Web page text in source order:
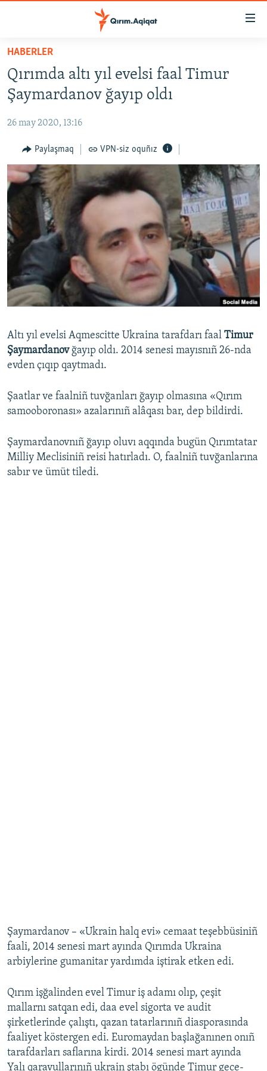
Esas
qaytmaq
Baş
navigatsiyağa
qaytmaq
qaytmaq
HABERLER
SİYASET
İQTİSADİYAT
CEMİYET
MEDENİYET
İNSAN AQLARI
VİDEO
SÜRET
BLOGLAR
FİKİR
Русский
Українською
QOŞULIÑIZ!
RFE/RS bütün saytları
HABERLER
Qırımda altı yıl evelsi faal Timur
Şaymardanov ğayıp oldı
26 may 2020, 13:16
Paylaşmaq VPN-siz oquñız
Altı yıl evelsi Aqmescitte Ukraina tarafdarı faal Timur
Şaymardanovğayıp oldı. 2014 senesi mayısnıñ 26-nda
evden çıqıp qaytmadı.
Şaatlar ve faalniñ tuvğanları ğayıp olmasına «Qırım
samooboronası» azalarınıñ alâqası bar, dep bildirdi.
Şaymardanovnıñ ğayıp oluvı aqqında bugün Qırımtatar
Milliy Meclisiniñ reisi hatırladı. O, faalniñ tuvğanlarına
sabır ve ümüt tiledi.
Şaymardanov – «Ukrain halq evi» cemaat teşebbüsiniñ
faali, 2014 senesi mart ayında Qırımda Ukraina
arbiylerine gumanitar yardımda iştirak etken edi.
Qırım işğalinden evel Timur iş adamı olıp, çeşit
mallarnı satqan edi, daa evel sigorta ve audit
şirketlerinde çalıştı, qazan tatarlarınıñ diasporasında
faaliyet köstergen edi. Euromaydan başlağanınen onıñ
tarafdarları saflarına kirdi. 2014 senesi mart ayında
Yalı qaravullarınıñ ukrain ştabı ögünde Timur gece-